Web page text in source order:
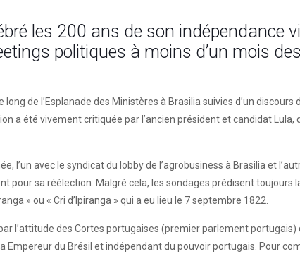
les 200 ans de son
politiques à moins d’un mois
de l’Esplanade des Ministères à Brasilia suivies d’un
a été vivement critiquée par l’ancien président et candidat
l’un avec le syndicat du lobby de l’agrobusiness à Brasilia et
sa réélection. Malgré cela, les sondages prédisent toujours
» ou « Cri d’Ipiranga » qui a eu lieu le 7 septembre 1822.
l’attitude des Cortes portugaises (premier parlement
Empereur du Brésil et indépendant du pouvoir portugais. Pour